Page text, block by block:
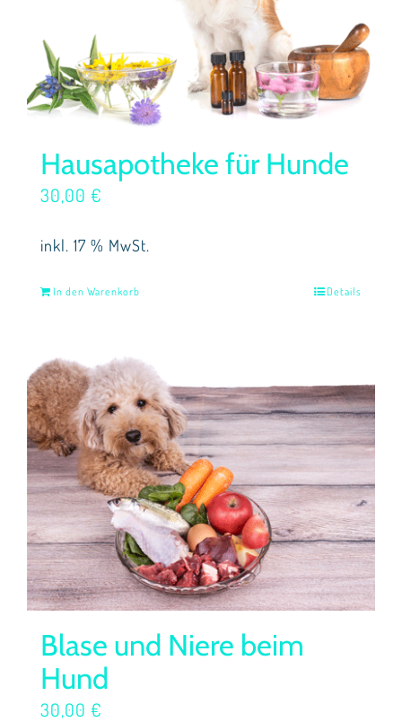
Hausapotheke für Hunde
30,00 €
inkl. 17 % MwSt.
In den Warenkorb Details
Blase und Niere beim
Hund
30,00 €